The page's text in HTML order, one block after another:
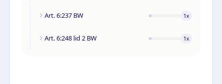
Art. 6:237 BW 1x
Art. 6:248 lid 2 BW 1x